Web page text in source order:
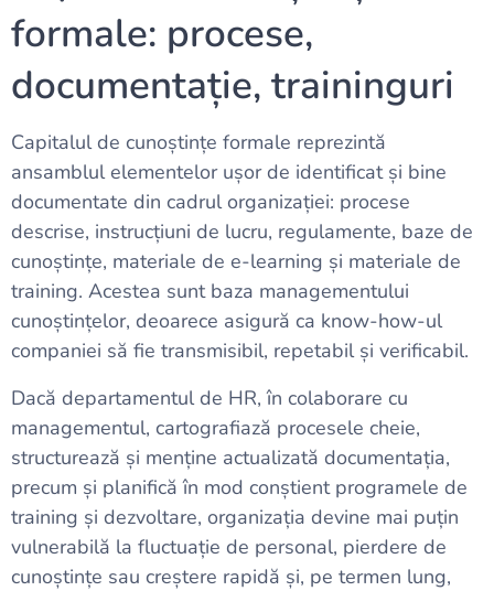
formale: procese,
documentație, traininguri
Capitalul de cunoștințe formale reprezintă
ansamblul elementelor ușor de identificat și bine
documentate din cadrul organizației: procese
descrise, instrucțiuni de lucru, regulamente, baze de
cunoștințe, materiale de e-learning și materiale de
training. Acestea sunt baza managementului
cunoștințelor, deoarece asigură ca know-how-ul
companiei să fie transmisibil, repetabil și verificabil.
Dacă departamentul de HR, în colaborare cu
managementul, cartografiază procesele cheie,
structurează și menține actualizată documentația,
precum și planifică în mod conștient programele de
training și dezvoltare, organizația devine mai puțin
vulnerabilă la fluctuație de personal, pierdere de
cunoștințe sau creștere rapidă și, pe termen lung,